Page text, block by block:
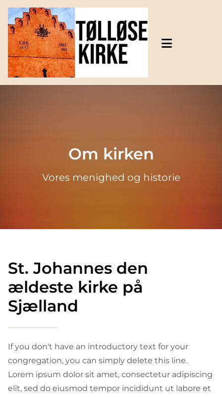
Gå til indhold
Om kirken
Vores menighed og historie
St. Johannes den
ældeste kirke på
Sjælland
If you don't have an introductory text for your
congregation, you can simply delete this line.
Lorem ipsum dolor sit amet, consectetur adipiscing
elit, sed do eiusmod tempor incididunt ut labore et